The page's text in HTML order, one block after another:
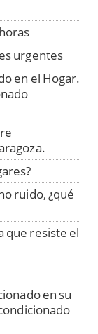
urgentes
en el Hogar.
ruido, ¿qué
que resiste el
en su